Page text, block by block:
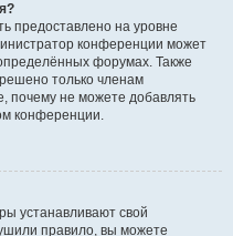
предоставлено на уровне
конференции может
форумах. Также
только членам
почему не можете добавлять
конференции.
устанавливают свой
правило, вы можете